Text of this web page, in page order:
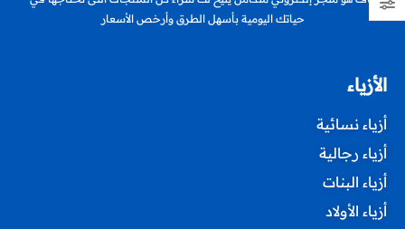
حياتك اليومية بأسهل الطرق وأرخص الأسعار
الأزياء
أزياء نسائية
أزياء رجالية
أزياء البنات
أزياء الأولاد